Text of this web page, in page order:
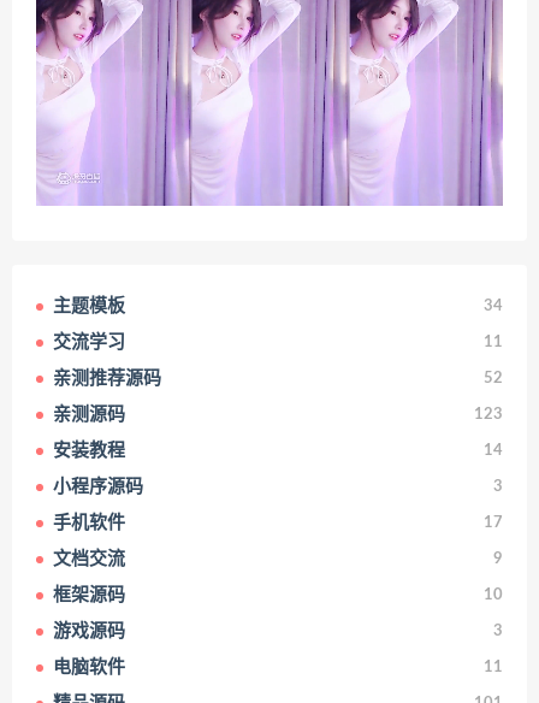
主题模板 34
交流学习 11
亲测推荐源码 52
亲测源码 123
安装教程 14
小程序源码 3
手机软件 17
文档交流 9
框架源码 10
游戏源码 3
电脑软件 11